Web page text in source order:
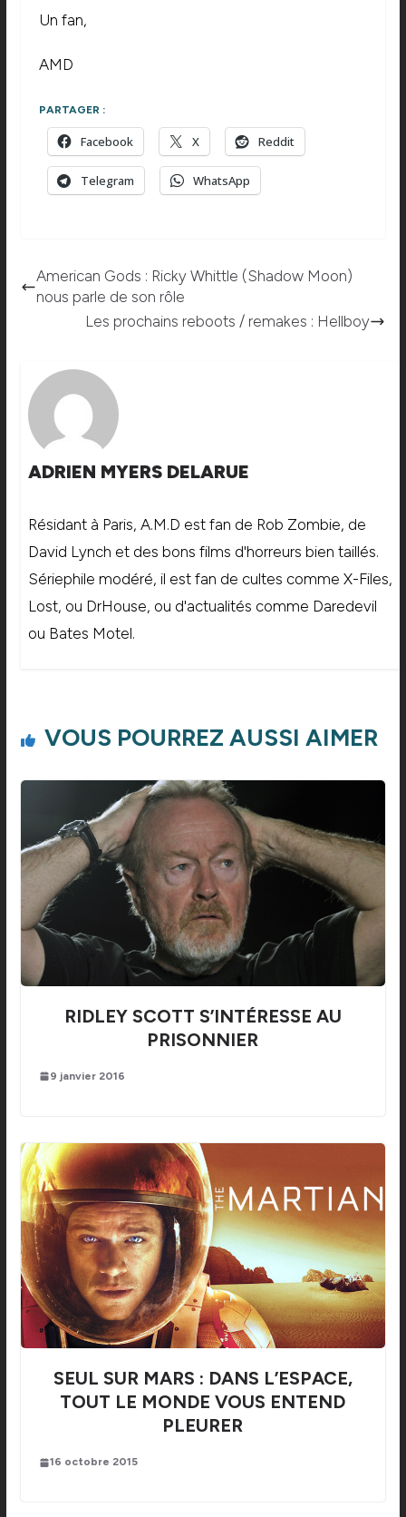
Un fan,
AMD
PARTAGER :
Facebook X Reddit
Telegram WhatsApp
American Gods : Ricky Whittle (Shadow Moon)
nous parle de son rôle
Les prochains reboots / remakes : Hellboy
ADRIEN MYERS DELARUE
Résidant à Paris, A.M.D est fan de Rob Zombie, de
David Lynch et des bons films d'horreurs bien taillés.
Sériephile modéré, il est fan de cultes comme X-Files,
Lost, ou DrHouse, ou d'actualités comme Daredevil
ou Bates Motel.
VOUS POURREZ AUSSI AIMER
RIDLEY SCOTT S’INTÉRESSE AU
PRISONNIER
9 janvier 2016
SEUL SUR MARS : DANS L’ESPACE,
TOUT LE MONDE VOUS ENTEND
PLEURER
16 octobre 2015